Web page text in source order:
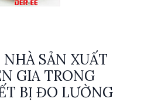
SẢN XUẤT
GIA TRONG
BỊ ĐO LƯỜNG